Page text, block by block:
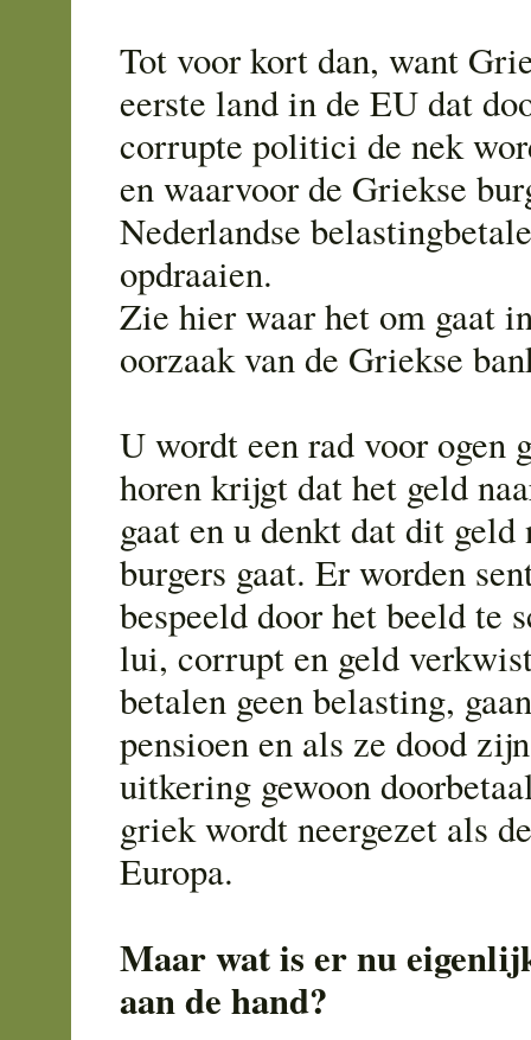
Tot voor kort dan, want
eerste land in de EU dat
corrupte politici de nek
en waarvoor de Griekse
Nederlandse
opdraaien.
Zie hier waar het om gaat
oorzaak van de Griekse
U wordt een rad voor ogen
horen krijgt dat het geld
gaat en u denkt dat dit geld
burgers gaat. Er worden
bespeeld door het beeld te
lui, corrupt en geld
betalen geen belasting,
pensioen en als ze dood
uitkering gewoon
griek wordt neergezet als
Europa.
Maar wat is er nu
aan de hand?